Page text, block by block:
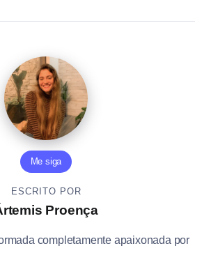
Me siga
ESCRITO POR
Proença
completamente apaixonada por